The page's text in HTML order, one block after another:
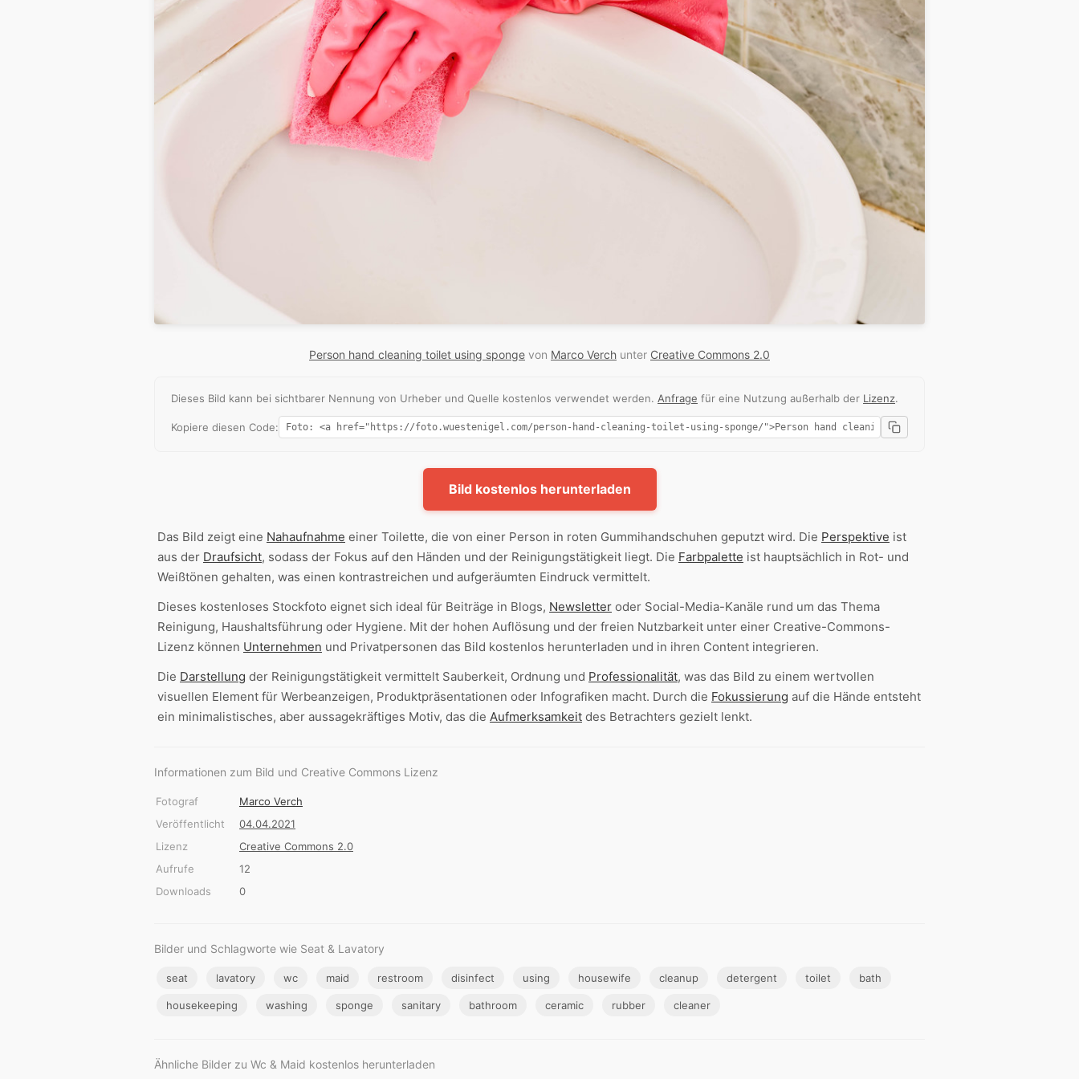
Person hand cleaning toilet using sponge von Marco Verch unter Creative Commons 2.0
Dieses Bild kann bei sichtbarer Nennung von Urheber und Quelle kostenlos verwendet werden. Anfrage für eine Nutzung außerhalb der Lizenz.
Kopiere diesen Code:
Bild kostenlos herunterladen
Das Bild zeigt eine Nahaufnahme einer Toilette, die von einer Person in roten Gummihandschuhen geputzt wird. Die Perspektive ist
aus der Draufsicht, sodass der Fokus auf den Händen und der Reinigungstätigkeit liegt. Die Farbpalette ist hauptsächlich in Rot- und
Weißtönen gehalten, was einen kontrastreichen und aufgeräumten Eindruck vermittelt.
Dieses kostenloses Stockfoto eignet sich ideal für Beiträge in Blogs, Newsletter oder Social-Media-Kanäle rund um das Thema
Reinigung, Haushaltsführung oder Hygiene. Mit der hohen Auflösung und der freien Nutzbarkeit unter einer Creative-Commons-
Lizenz können Unternehmen und Privatpersonen das Bild kostenlos herunterladen und in ihren Content integrieren.
Die Darstellung der Reinigungstätigkeit vermittelt Sauberkeit, Ordnung und Professionalität, was das Bild zu einem wertvollen
visuellen Element für Werbeanzeigen, Produktpräsentationen oder Infografiken macht. Durch die Fokussierung auf die Hände entsteht
ein minimalistisches, aber aussagekräftiges Motiv, das die Aufmerksamkeit des Betrachters gezielt lenkt.
Informationen zum Bild und Creative Commons Lizenz
Fotograf
Marco Verch
Veröffentlicht
04.04.2021
Lizenz
Creative Commons 2.0
Aufrufe
12
Downloads
0
Bilder und Schlagworte wie Seat & Lavatory
seat lavatory wc maid restroom disinfect using housewife cleanup detergent toilet bath
housekeeping washing sponge sanitary bathroom ceramic rubber cleaner
Ähnliche Bilder zu Wc & Maid kostenlos herunterladen